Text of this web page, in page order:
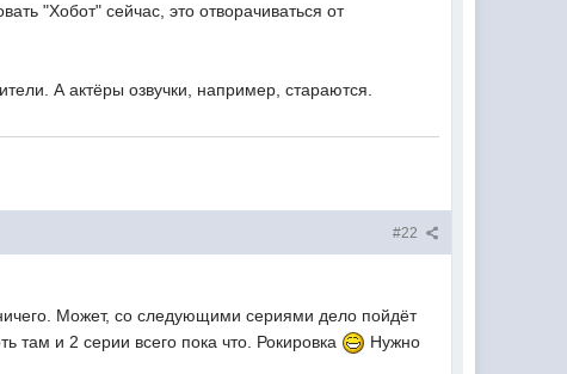
"Хобот" сейчас, это отворачиваться от
А актёры озвучки, например, стараются.
#22
Может, со следующими сериями дело пойдёт
и 2 серии всего пока что. Рокировка
Нужно